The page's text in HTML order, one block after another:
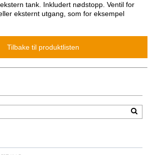
tank. Inkludert nødstopp. Ventil for
eksternt utgang, som for eksempel